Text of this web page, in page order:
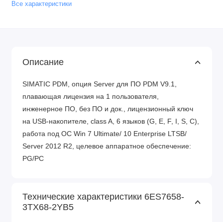
Все характеристики
Описание
SIMATIC PDM, опция Server для ПО PDM V9.1,
плавающая лицензия на 1 пользователя,
инженерное ПО, без ПО и док., лицензионный ключ
на USB-накопителе, class A, 6 языков (G, E, F, I, S, C),
работа под ОС Win 7 Ultimate/ 10 Enterprise LTSB/
Server 2012 R2, целевое аппаратное обеспечение:
PG/PC
Технические характеристики 6ES7658-
3TX68-2YB5